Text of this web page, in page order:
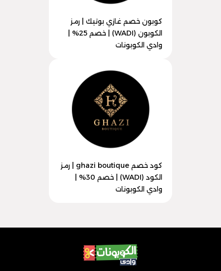
كوبون خصم غازي بوتيك | رمز
الكوبون (WADI) | خصم 25% |
وادي الكوبونات
كود خصم ghazi boutique | رمز
الكود (WADI) | خصم 30% |
وادي الكوبونات